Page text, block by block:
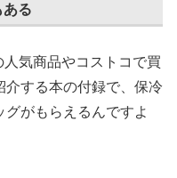
る
気商品やコストコで買
介する本の付録で、保冷
グがもらえるんですよ